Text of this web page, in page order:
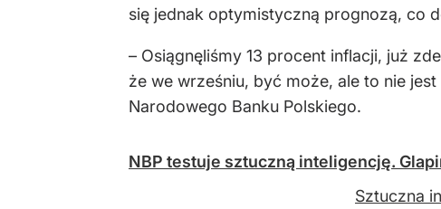
się jednak optymistyczną prognozą, co
– Osiągnęliśmy 13 procent inflacji, już
że we wrześniu, być może, ale to nie
Narodowego Banku Polskiego.
NBP testuje sztuczną inteligencję.
Sztuczna